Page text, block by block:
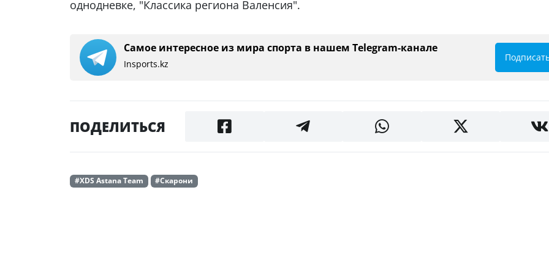
однодневке, "Классика региона Валенсия".
Самое интересное из мира спорта в нашем Telegram-канале
Insports.kz
ПОДЕЛИТЬСЯ
#XDS Astana Team #Скарони